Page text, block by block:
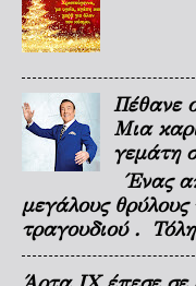
Πέθανε
Μια
γεμάτη
Ένας
μεγάλους θρύλους
τραγουδιού .